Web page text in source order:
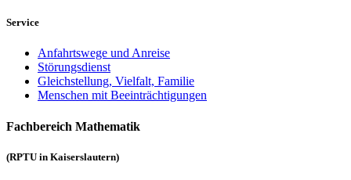
Service
Anfahrtswege und Anreise
Störungsdienst
Gleichstellung, Vielfalt, Familie
Menschen mit Beeinträchtigungen
Fachbereich Mathematik
(RPTU in Kaiserslautern)